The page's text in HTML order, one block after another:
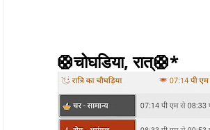
🛟चोघडिया, रात्🛟*